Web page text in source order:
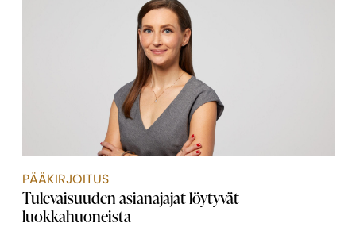
PÄÄKIRJOITUS
Tulevaisuuden asianajajat löytyvät
luokkahuoneista